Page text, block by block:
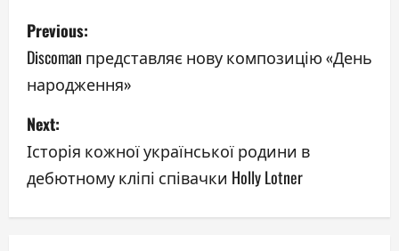
P
o
s
t
n
a
Previous:
Discoman представляє нову композицію «День
народження»
Next:
Історія кожної української родини в
дебютному кліпі співачки Holly Lotner